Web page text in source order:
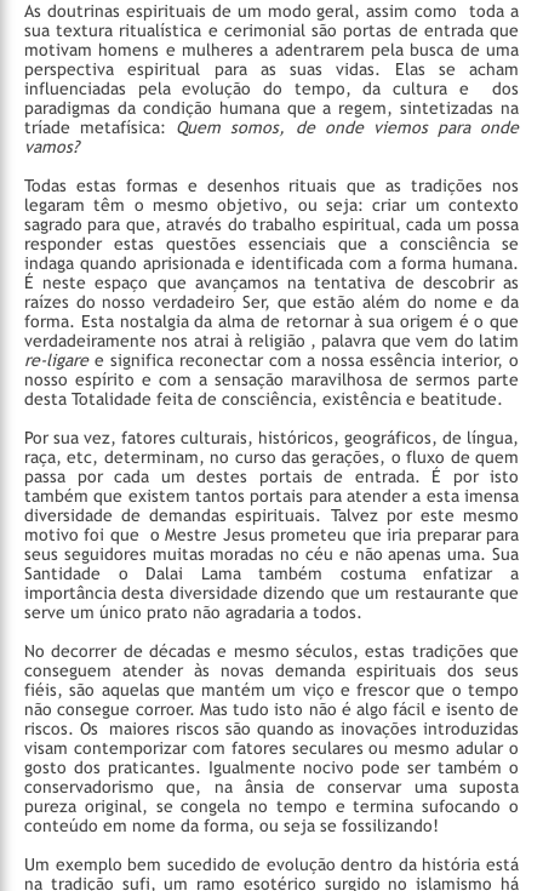
As doutrinas espirituais de um modo geral, assim como toda a
sua textura ritualística e cerimonial são portas de entrada que
motivam homens e mulheres a adentrarem pela busca de uma
perspectiva espiritual para as suas vidas. Elas se acham
influenciadas pela evolução do tempo, da cultura e dos
paradigmas da condição humana que a regem, sintetizadas na
tríade metafísica: Quem somos, de onde viemos para onde
vamos?
Todas estas formas e desenhos rituais que as tradições nos
legaram têm o mesmo objetivo, ou seja: criar um contexto
sagrado para que, através do trabalho espiritual, cada um possa
responder estas questões essenciais que a consciência se
indaga quando aprisionada e identificada com a forma humana.
É neste espaço que avançamos na tentativa de descobrir as
raízes do nosso verdadeiro Ser, que estão além do nome e da
forma. Esta nostalgia da alma de retornar à sua origem é o que
verdadeiramente nos atrai à religião , palavra que vem do latim
re-ligaree significa reconectar com a nossa essência interior, o
nosso espírito e com a sensação maravilhosa de sermos parte
desta Totalidade feita de consciência, existência e beatitude.
Por sua vez, fatores culturais, históricos, geográficos, de língua,
raça, etc, determinam, no curso das gerações, o fluxo de quem
passa por cada um destes portais de entrada. É por isto
também que existem tantos portais para atender a esta imensa
diversidade de demandas espirituais. Talvez por este mesmo
motivo foi que o Mestre Jesus prometeu que iria preparar para
seus seguidores muitas moradas no céu e não apenas uma. Sua
Santidade o Dalai Lama também costuma enfatizar a
importância desta diversidade dizendo que um restaurante que
serve um único prato não agradaria a todos.
No decorrer de décadas e mesmo séculos, estas tradições que
conseguem atender às novas demanda espirituais dos seus
fiéis, são aquelas que mantém um viço e frescor que o tempo
não consegue corroer. Mas tudo isto não é algo fácil e isento de
riscos. Os maiores riscos são quando as inovações introduzidas
visam contemporizar com fatores seculares ou mesmo adular o
gosto dos praticantes. Igualmente nocivo pode ser também o
conservadorismo que, na ânsia de conservar uma suposta
pureza original, se congela no tempo e termina sufocando o
conteúdo em nome da forma, ou seja se fossilizando!
Um exemplo bem sucedido de evolução dentro da história está
na tradição sufi, um ramo esotérico surgido no islamismo há